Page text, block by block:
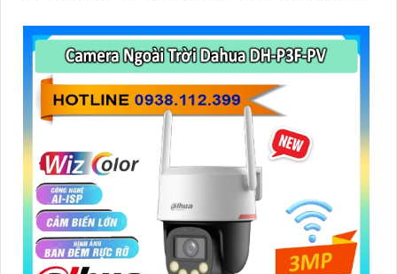
chống nước IP66 camera hoạt động ổn định trong mọi
điều kiện